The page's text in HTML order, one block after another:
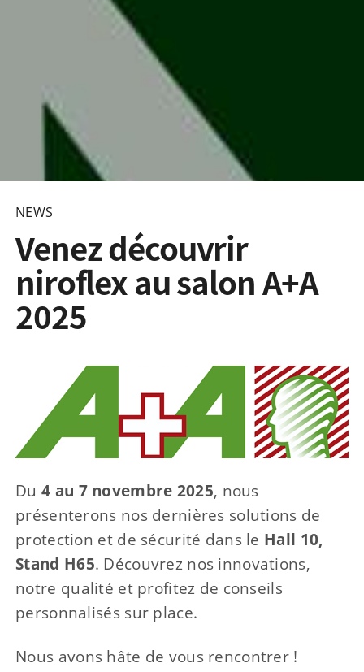
NEWS
Venez découvrir
niroflex au salon A+A
2025
Du4 au 7 novembre 2025, nous
présenterons nos dernières solutions de
protection et de sécurité dans le Hall 10,
Stand H65. Découvrez nos innovations,
notre qualité et profitez de conseils
personnalisés sur place.
Nous avons hâte de vous rencontrer !